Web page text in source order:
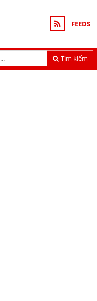
FEEDS
Tìm kiếm